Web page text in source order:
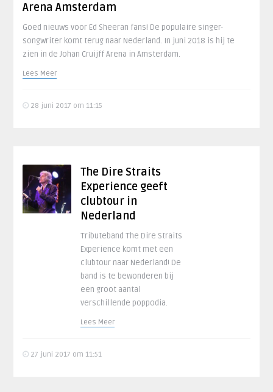
Arena Amsterdam
Goed nieuws voor Ed Sheeran fans! De populaire singer-
songwriter komt terug naar Nederland. In juni 2018 is hij te
zien in de Johan Cruijff Arena in Amsterdam.
Lees Meer
28 juni 2017 om 11:15
The Dire Straits
Experience geeft
clubtour in
Nederland
Tributeband The Dire Straits
Experience komt met een
clubtour naar Nederland! De
band is te bewonderen bij
een groot aantal
verschillende poppodia.
Lees Meer
27 juni 2017 om 11:51